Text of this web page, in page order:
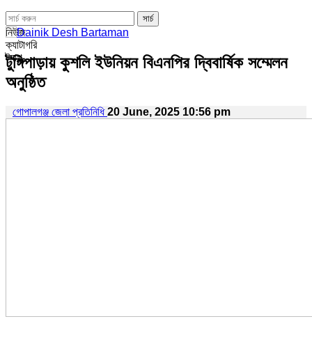
নিউজ
ক্যাটাগরি
ট্যাগ
টুঙ্গিপাড়ায় কুশলি ইউনিয়ন বিএনপির দ্বিবার্ষিক সম্মেলন
অনুষ্ঠিত
গোপালগঞ্জ জেলা প্রতিনিধি20 June, 2025 10:56 pm